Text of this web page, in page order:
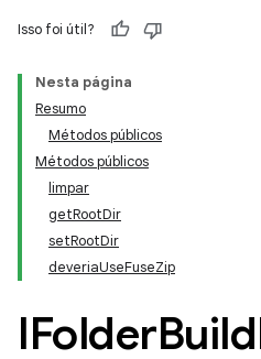
Isso foi útil?
Nesta página
Resumo
Métodos públicos
Métodos públicos
limpar
getRootDir
setRootDir
deveriaUseFuseZip
IFolderBuild